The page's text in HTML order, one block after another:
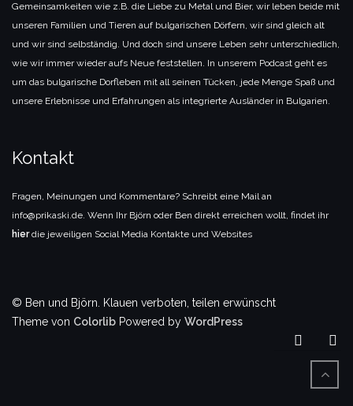
Gemeinsamkeiten wie z.B. die Liebe zu Metal und Bier, wir leben beide mit
unseren Familien und Tieren auf bulgarischen Dörfern, wir sind gleich alt
und wir sind selbständig. Und doch sind unsere Leben sehr unterschiedlich,
wie wir immer wieder aufs Neue feststellen. In unserem Podcast geht es
um das bulgarische Dorfleben mit all seinen Tücken, jede Menge Spaß und
unsere Erlebnisse und Erfahrungen als integrierte Ausländer in Bulgarien.
Kontakt
Fragen, Meinungen und Kommentare? Schreibt eine Mail an
info@prikaski.de. Wenn Ihr Björn oder Ben direkt erreichen wollt, findet ihr
hierdie jeweiligen Social Media Kontakte und Websites
© Ben und Björn. Klauen verboten, teilen erwünscht
Theme von Colorlib Powered by WordPress